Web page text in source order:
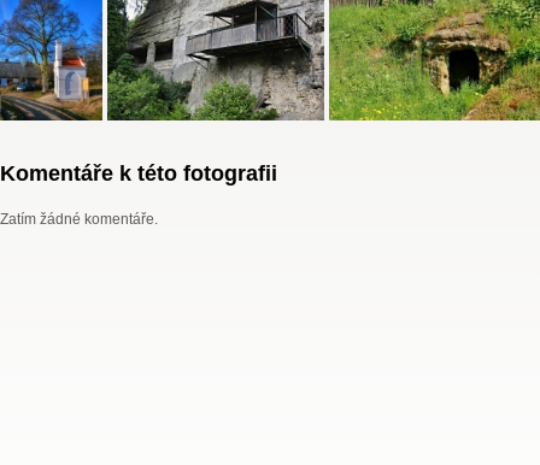
Komentáře k této fotografii
Zatím žádné komentáře.